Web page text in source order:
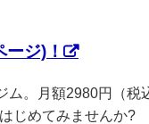
ジ)！
。月額2980円（税
じめてみませんか?